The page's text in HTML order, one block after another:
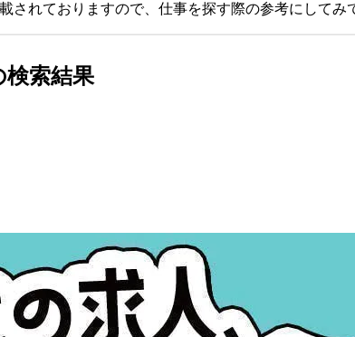
されておりますので、仕事を探す際の参考にしてみ
検索結果